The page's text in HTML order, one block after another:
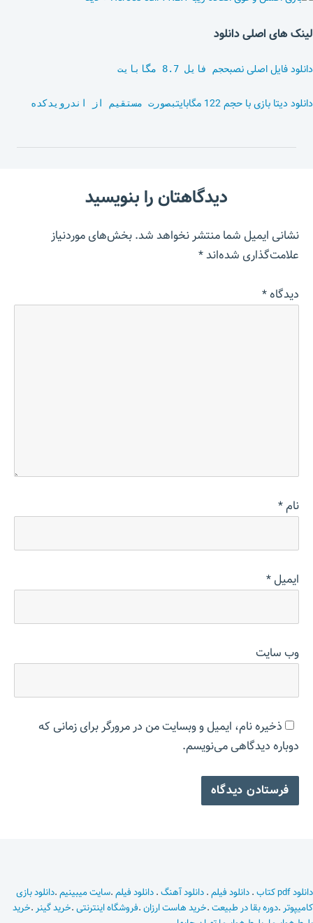
لینک های اصلی دانلود
دانلود فایل اصلی نصبحجم فایل 8.7 مگابایت
دانلود دیتا بازی با حجم 122 مگابایت بصورت مستقیم از اندرویدکده
دیدگاهتان را بنویسید
نشانی ایمیل شما منتشر نخواهد شد.بخش‌های موردنیاز
علامت‌گذاری شده‌اند*
دیدگاه*
نام*
ایمیل*
وب‌ سایت
ذخیره نام، ایمیل و وبسایت من در مرورگر برای زمانی که
دوباره دیدگاهی می‌نویسم.
دانلود pdf کتاب .دانلود فیلم.دانلود آهنگ.دانلود فیلم.سایت میبینیم.دانلود بازی
کامیپوتر .دوره بقا در طبیعت.خرید هاست ارزان.فروشگاه اینترنتی.خرید گینر .خرید